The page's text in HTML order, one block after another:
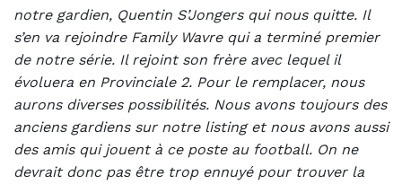
notre gardien, Quentin S’Jongers qui nous quitte. Il
s’en va rejoindre Family Wavre qui a terminé premier
de notre série. Il rejoint son frère avec lequel il
évoluera en Provinciale 2. Pour le remplacer, nous
aurons diverses possibilités. Nous avons toujours des
anciens gardiens sur notre listing et nous avons aussi
des amis qui jouent à ce poste au football. On ne
devrait donc pas être trop ennuyé pour trouver la